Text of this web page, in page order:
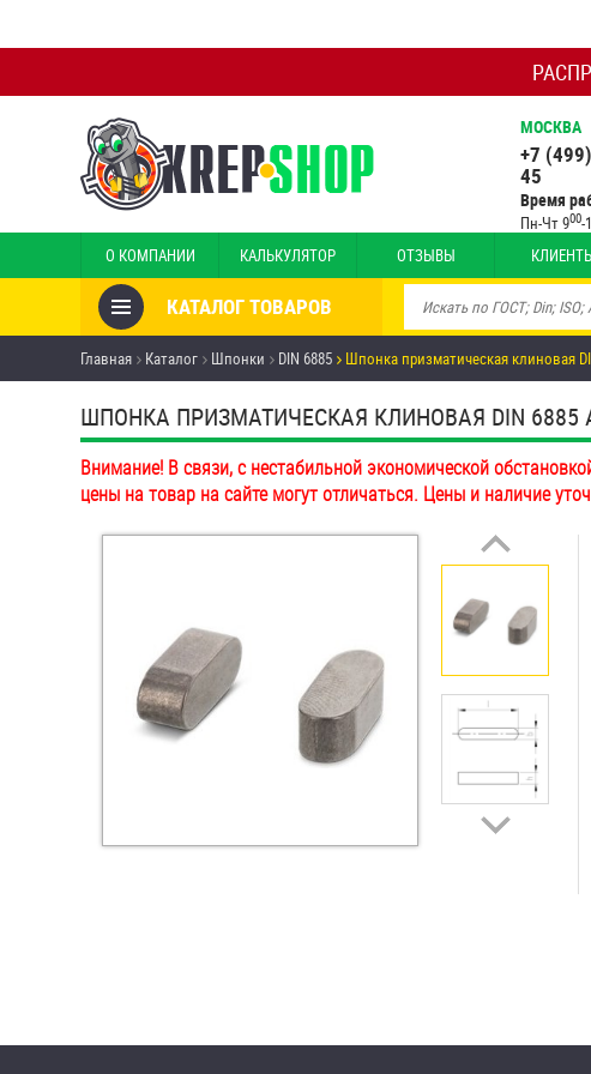
МОСКВА
+7
45
Время
Пн-Чт 900-
О КОМПАНИИ КАЛЬКУЛЯТОР ОТЗЫВЫ
КАТАЛОГ ТОВАРОВ
Товары со скидкой
Анкеры
Антивандальный крепёж,
инструмент
Болты и винты
Дюбели
Дюймовый крепёж
Оснастка и аксессуары для
Главная Каталог Шпонки DIN 6885 Шпонка призматическая клиновая
ШПОНКА ПРИЗМАТИЧЕСКАЯ КЛИНОВАЯ DIN 6885
Внимание! В связи, с нестабильной экономической
цены на товар на сайте могут отличаться. Цены и наличие